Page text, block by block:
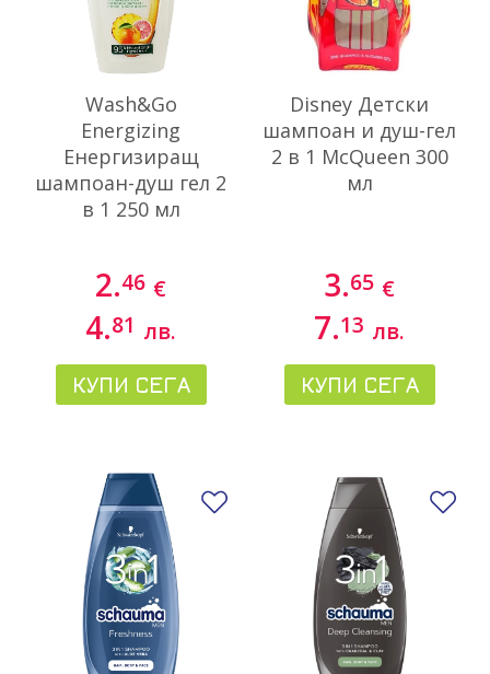
Wash&Go
Energizing
Енергизиращ
шампоан-душ гел 2
в 1 250 мл
2.46 €
4.81 лв.
КУПИ СЕГА
Disney Детски
шампоан и душ-гел
2 в 1 McQueen 300
мл
3.65 €
7.13 лв.
КУПИ СЕГА
Добави в любими